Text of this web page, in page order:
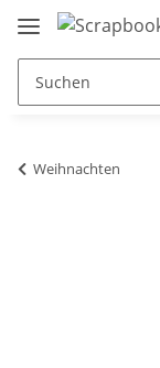
Weihnachten